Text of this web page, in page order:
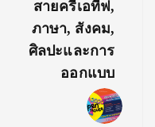
สายครีเอทีฟ,
ภาษา, สังคม,
ศิลปะและการ
ออกแบบ